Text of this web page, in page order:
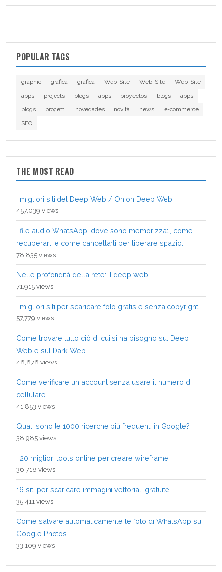
POPULAR TAGS
graphic grafica grafica Web-Site Web-Site
Web-Site
apps
projects blogs apps proyectos blogs
apps
blogs
progetti novedades novità news
e-commerce
SEO
THE MOST READ
I migliori siti del Deep Web / Onion Deep Web
457,039 views
I file audio WhatsApp: dove sono memorizzati, come
recuperarli e come cancellarli per liberare spazio.
78,835 views
Nelle profondità della rete: il deep web
71,915 views
I migliori siti per scaricare foto gratis e senza copyright
57,779 views
Come trovare tutto ciò di cui si ha bisogno sul Deep
Web e sul Dark Web
46,676 views
Come verificare un account senza usare il numero di
cellulare
41,853 views
Quali sono le 1000 ricerche più frequenti in Google?
38,985 views
I 20 migliori tools online per creare wireframe
36,718 views
16 siti per scaricare immagini vettoriali gratuite
35,411 views
Come salvare automaticamente le foto di WhatsApp su
Google Photos
33,109 views